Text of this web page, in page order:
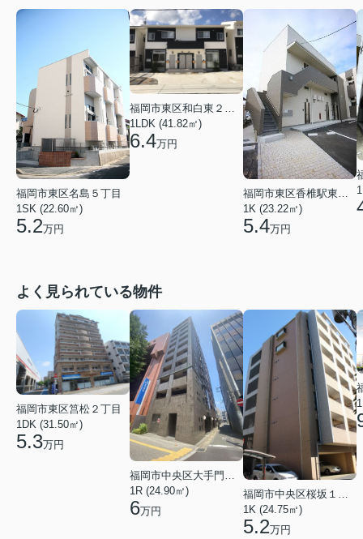
福岡市東区名島５丁目
1SK (22.60㎡)
5.2万円
1LDK (41.82㎡)
6.4万円
福岡市東区香椎駅東３丁目
1K (23.22㎡)
5.4万円
よく見られている物件
福岡市東区筥松２丁目
1DK (31.50㎡)
5.3万円
福岡市中央区大手門３丁目
1R (24.90㎡)
6万円
福岡市中央区桜坂１丁目
1K (24.75㎡)
5.2万円